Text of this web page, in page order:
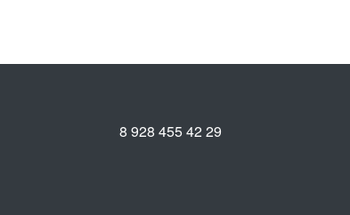
8 928 455 42 29